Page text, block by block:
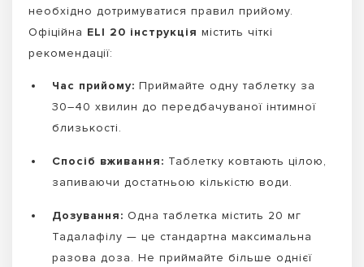
необхідно дотримуватися правил прийому.
Офіційна ELI 20 інструкція містить чіткі
рекомендації:
Час прийому: Приймайте одну таблетку за
30–40 хвилин до передбачуваної інтимної
близькості.
Спосіб вживання: Таблетку ковтають цілою,
запиваючи достатньою кількістю води.
Дозування: Одна таблетка містить 20 мг
Тадалафілу — це стандартна максимальна
разова доза. Не приймайте більше однієї